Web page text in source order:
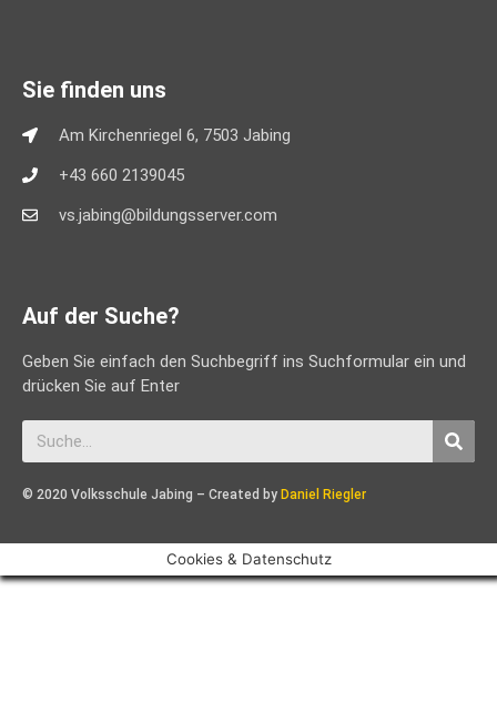
Sie finden uns
Am Kirchenriegel 6, 7503 Jabing
+43 660 2139045
vs.jabing@bildungsserver.com
Auf der Suche?
Geben Sie einfach den Suchbegriff ins Suchformular ein und
drücken Sie auf Enter
© 2020 Volksschule Jabing – Created by Daniel Riegler
Cookies & Datenschutz